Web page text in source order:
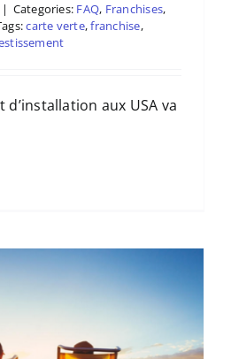
| Categories: FAQ, Franchises,
carte verte,franchise,
aux USA va